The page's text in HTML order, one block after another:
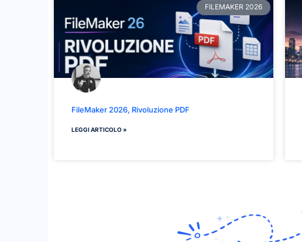
FILEMAKER 2026
FileMaker 2026, Rivoluzione PDF
LEGGI ARTICOLO »